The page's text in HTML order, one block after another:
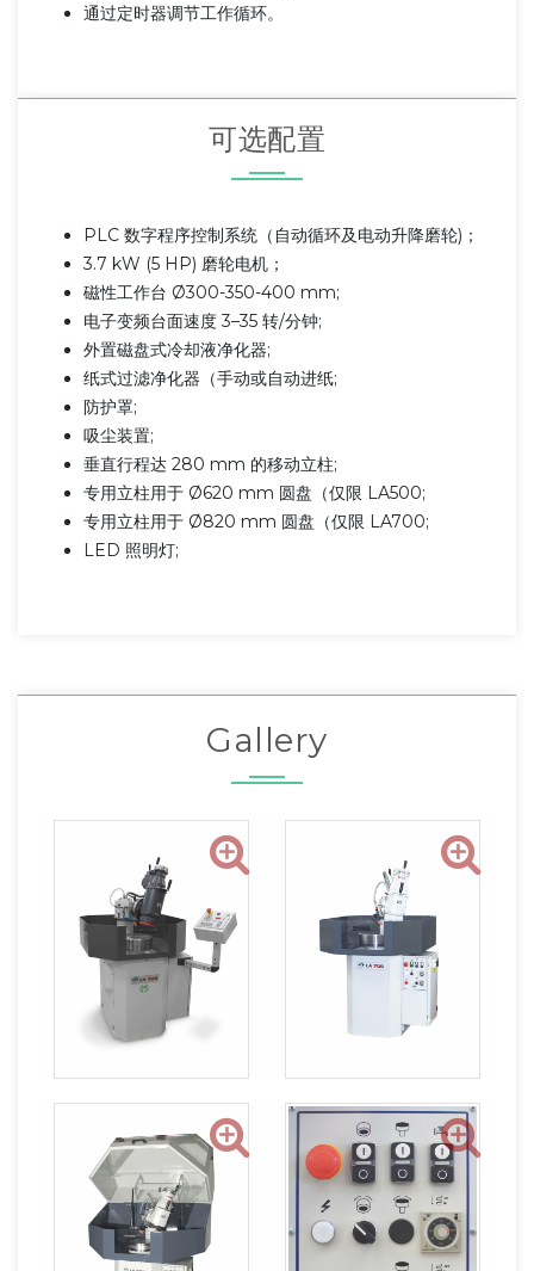
通过定时器调节工作循环。
可选配置
PLC 数字程序控制系统（自动循环及电动升降磨轮)；
3.7 kW (5 HP) 磨轮电机；
磁性工作台 Ø300-350-400 mm;
电子变频台面速度 3–35 转/分钟;
外置磁盘式冷却液净化器;
纸式过滤净化器（手动或自动进纸;
防护罩;
吸尘装置;
垂直行程达 280 mm 的移动立柱;
专用立柱用于 Ø620 mm 圆盘（仅限 LA500;
专用立柱用于 Ø820 mm 圆盘（仅限 LA700;
LED 照明灯;
Gallery